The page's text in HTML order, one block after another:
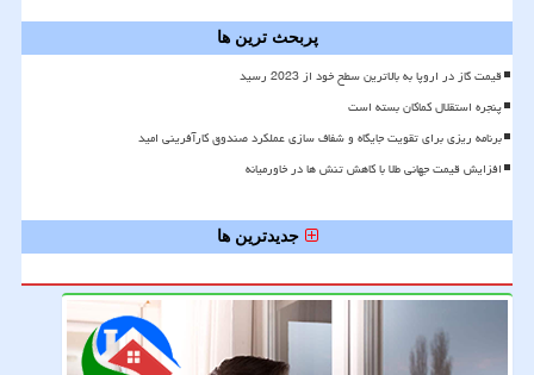
پربحث ترین ها
قیمت گاز در اروپا به بالاترین سطح خود از 2023 رسید
پنجره استقلال کماکان بسته است
برنامه ریزی برای تقویت جایگاه و شفاف سازی عملکرد صندوق کارآفرینی امید
افزایش قیمت جهانی طلا با کاهش تنش ها در خاورمیانه
جدیدترین ها